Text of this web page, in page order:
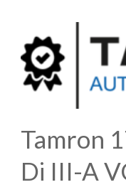
Tamron
Di III-A